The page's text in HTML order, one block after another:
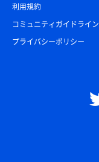
利用規約
コミュニティガイドライン
プライバシーポリシー